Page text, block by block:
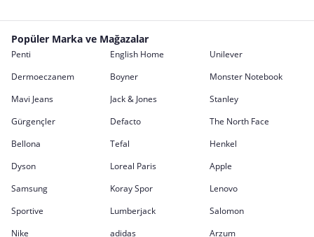
Popüler Marka ve Mağazalar
Penti English Home
Unilever
Dermoeczanem
Boyner
Monster Notebook
Mavi Jeans
Jack & Jones
Stanley
Gürgençler
Defacto
The North Face
Bellona
Tefal
Henkel
Dyson
Loreal Paris
Apple
Samsung
Koray Spor
Lenovo
Sportive
Lumberjack
Salomon
Nike
adidas Arzum